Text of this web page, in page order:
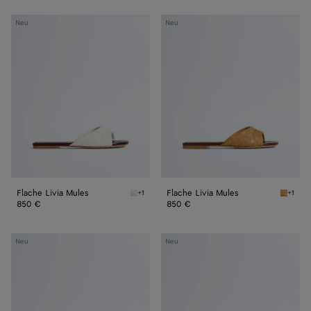
Neu
Flache
Flache Livia Mules Alabaster cioccolato Flache Livia Mules
+1
850 €
Neu
Flache
Flache Livia Mules +1
850 €
Neu
Livia
Neu
Livia